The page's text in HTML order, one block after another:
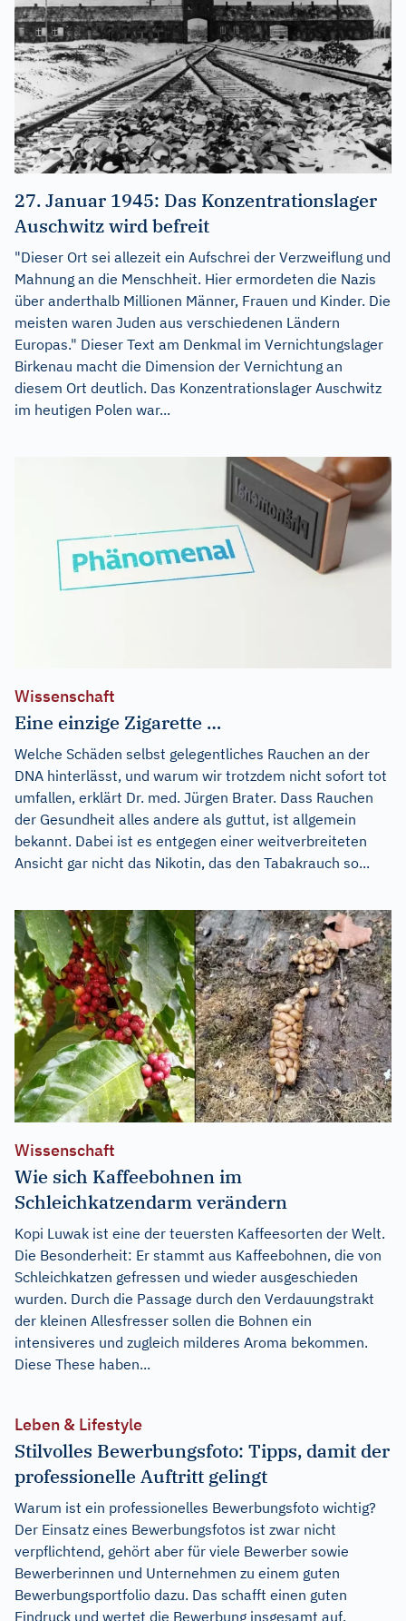
27. Januar 1945: Das Konzentrationslager
Auschwitz wird befreit
"Dieser Ort sei allezeit ein Aufschrei der Verzweiflung und
Mahnung an die Menschheit. Hier ermordeten die Nazis
über anderthalb Millionen Männer, Frauen und Kinder. Die
meisten waren Juden aus verschiedenen Ländern
Europas." Dieser Text am Denkmal im Vernichtungslager
Birkenau macht die Dimension der Vernichtung an
diesem Ort deutlich. Das Konzentrationslager Auschwitz
im heutigen Polen war...
Wissenschaft
Eine einzige Zigarette …
Welche Schäden selbst gelegentliches Rauchen an der
DNA hinterlässt, und warum wir trotzdem nicht sofort tot
umfallen, erklärt Dr. med. Jürgen Brater. Dass Rauchen
der Gesundheit alles andere als guttut, ist allgemein
bekannt. Dabei ist es entgegen einer weitverbreiteten
Ansicht gar nicht das Nikotin, das den Tabakrauch so...
Wissenschaft
Wie sich Kaffeebohnen im
Schleichkatzendarm verändern
Kopi Luwak ist eine der teuersten Kaffeesorten der Welt.
Die Besonderheit: Er stammt aus Kaffeebohnen, die von
Schleichkatzen gefressen und wieder ausgeschieden
wurden. Durch die Passage durch den Verdauungstrakt
der kleinen Allesfresser sollen die Bohnen ein
intensiveres und zugleich milderes Aroma bekommen.
Diese These haben...
Leben & Lifestyle
Stilvolles Bewerbungsfoto: Tipps, damit der
professionelle Auftritt gelingt
Warum ist ein professionelles Bewerbungsfoto wichtig?
Der Einsatz eines Bewerbungsfotos ist zwar nicht
verpflichtend, gehört aber für viele Bewerber sowie
Bewerberinnen und Unternehmen zu einem guten
Bewerbungsportfolio dazu. Das schafft einen guten
Eindruck und wertet die Bewerbung insgesamt auf.